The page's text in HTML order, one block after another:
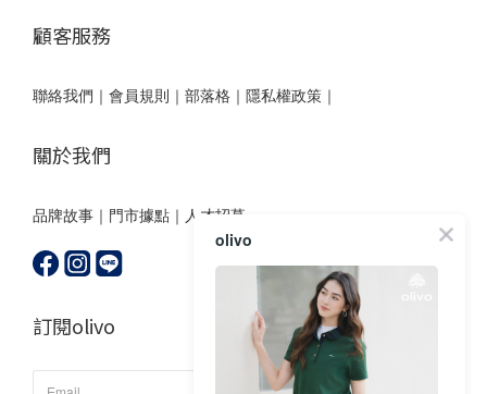
顧客服務
聯絡我們 ｜ 會員規則 ｜ 部落格 ｜ 隱私權政策｜
關於我們
品牌故事 ｜ 門市據點 ｜ 人才招募
訂閱olivo
olivo